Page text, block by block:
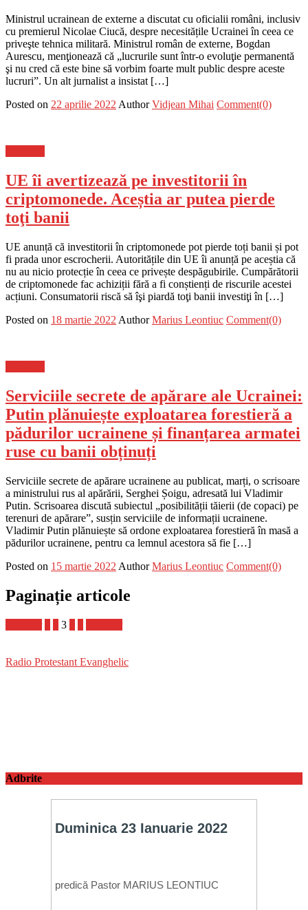
Ministrul ucrainean de externe a discutat cu oficialii români, inclusiv
cu premierul Nicolae Ciucă, despre necesitățile Ucrainei în ceea ce
priveşte tehnica militară. Ministrul român de externe, Bogdan
Aurescu, menţionează că „lucrurile sunt într-o evoluţie permanentă
şi nu cred că este bine să vorbim foarte mult public despre aceste
lucruri”. Un alt jurnalist a insistat […]
Posted on 22 aprilie 2022 Author Vidjean Mihai Comment(0)
UE îi avertizează pe investitorii în
criptomonede. Aceștia ar putea pierde
toţi banii
UE anunță că investitorii în criptomonede pot pierde toți banii și pot
fi prada unor escrocherii. Autoritățile din UE îi anunță pe aceștia că
nu au nicio protecție în ceea ce privește despăgubirile. Cumpărătorii
de criptomonede fac achiziții fără a fi conștienți de riscurile acestei
acțiuni. Consumatorii riscă să îşi piardă toţi banii investiţi în […]
Posted on 18 martie 2022 Author Marius Leontiuc Comment(0)
Serviciile secrete de apărare ale Ucrainei:
Putin plănuiește exploatarea forestieră a
pădurilor ucrainene și finanțarea armatei
ruse cu banii obținuți
Serviciile secrete de apărare ucrainene au publicat, marți, o scrisoare
a ministrului rus al apărării, Serghei Șoigu, adresată lui Vladimir
Putin. Scrisoarea discută subiectul „posibilității tăierii (de copaci) pe
terenuri de apărare”, susțin serviciile de informații ucrainene.
Vladimir Putin plănuiește să ordone exploatarea forestieră în masă a
pădurilor ucrainene, pentru ca lemnul acestora să fie […]
Posted on 15 martie 2022 Author Marius Leontiuc Comment(0)
Paginație articole
3
Radio Protestant Evanghelic
Adbrite